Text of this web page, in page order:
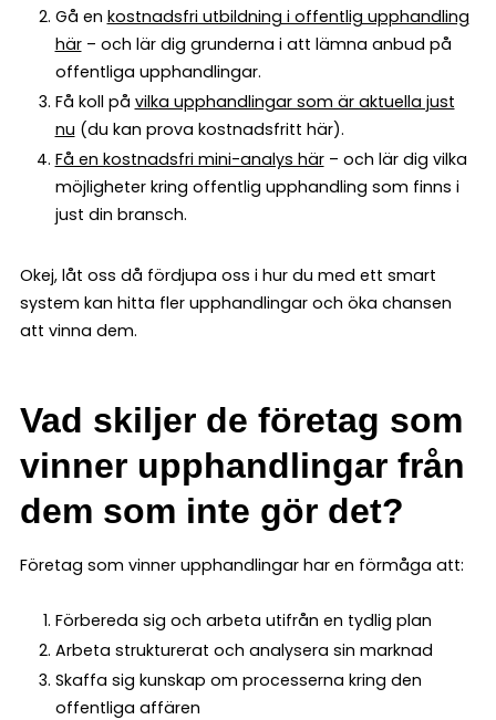
Gå en kostnadsfri utbildning i offentlig upphandling
här– och lär dig grunderna i att lämna anbud på
offentliga upphandlingar.
Få koll på vilka upphandlingar som är aktuella just
nu (du kan prova kostnadsfritt här).
Få en kostnadsfri mini-analys här– och lär dig vilka
möjligheter kring offentlig upphandling som finns i
just din bransch.
Okej, låt oss då fördjupa oss i hur du med ett smart
system kan hitta fler upphandlingar och öka chansen
att vinna dem.
Vad skiljer de företag som
vinner upphandlingar från
dem som inte gör det?
Företag som vinner upphandlingar har en förmåga att:
Förbereda sig och arbeta utifrån en tydlig plan
Arbeta strukturerat och analysera sin marknad
Skaffa sig kunskap om processerna kring den
offentliga affären